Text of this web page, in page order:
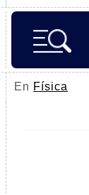
En Física